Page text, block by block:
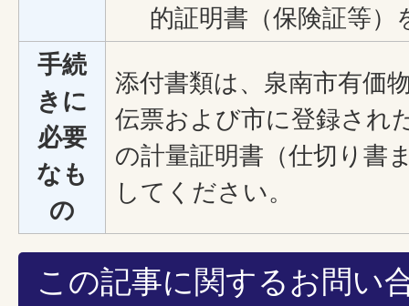
的証明書（保険証等
手続
きに
必要
なも
の
添付書類は、泉南市有価
伝票および市に登録され
の計量証明書（仕切り書
してください。
この記事に関するお問い